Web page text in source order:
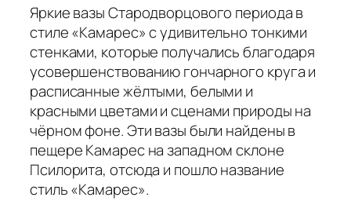
Яркие вазы Стародворцового периода в
стиле «Камарес» с удивительно тонкими
стенками, которые получались благодаря
усовершенствованию гончарного круга и
расписанные жёлтыми, белыми и
красными цветами и сценами природы на
чёрном фоне. Эти вазы были найдены в
пещере Камарес на западном склоне
Псилорита, отсюда и пошло название
стиль «Камарес».